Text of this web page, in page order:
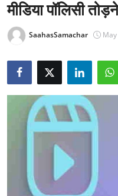
Epaper
लाइफस्टाइल
मीडिया पॉलिसी
SaahasSamachar